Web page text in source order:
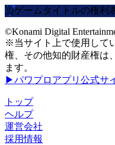
当ゲームタイトルの権利
©Konami Digital
※当サイト上で使用して
権、その他知的財産権は
ます。
▶パワプロアプリ公式サ
トップ
ヘルプ
運営会社
採用情報